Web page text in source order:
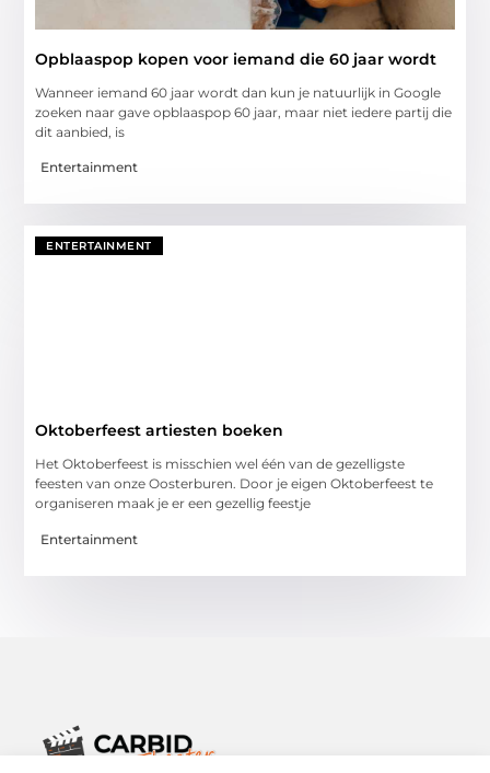
Opblaaspop kopen voor iemand die 60 jaar wordt
Wanneer iemand 60 jaar wordt dan kun je natuurlijk in Google
zoeken naar gave opblaaspop 60 jaar, maar niet iedere partij die
dit aanbied, is
Entertainment
ENTERTAINMENT
Oktoberfeest artiesten boeken
Het Oktoberfeest is misschien wel één van de gezelligste
feesten van onze Oosterburen. Door je eigen Oktoberfeest te
organiseren maak je er een gezellig feestje
Entertainment